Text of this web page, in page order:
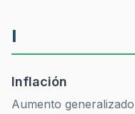
I
Inflación
Aumento